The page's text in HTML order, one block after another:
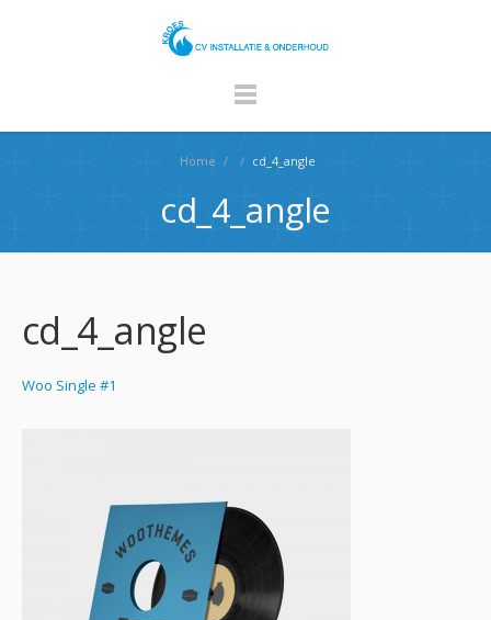
Home / / cd_4_angle
cd_4_angle
cd_4_angle
Woo Single #1